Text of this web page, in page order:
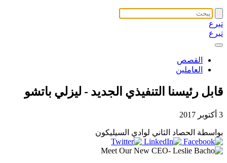
تبرع
تبرع
القصص
العاملين
قابل رئيسنا التنفيذي الجديد - ليزلي باتشو
3 أكتوبر 2017
بواسطة الحصاد الثاني لوادي السيليكون